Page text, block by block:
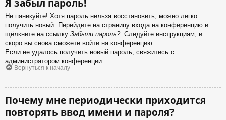
Не паникуйте! Хотя пароль нельзя восстановить, можно легко
получить новый. Перейдите на страницу входа на конференцию и
щёлкните на ссылку Забыли пароль?. Следуйте инструкциям, и
скоро вы снова сможете войти на конференцию.
Если не удалось получить новый пароль, свяжитесь с
администратором конференции.
Вернуться к началу
Почему мне периодически приходится
повторять ввод имени и пароля?